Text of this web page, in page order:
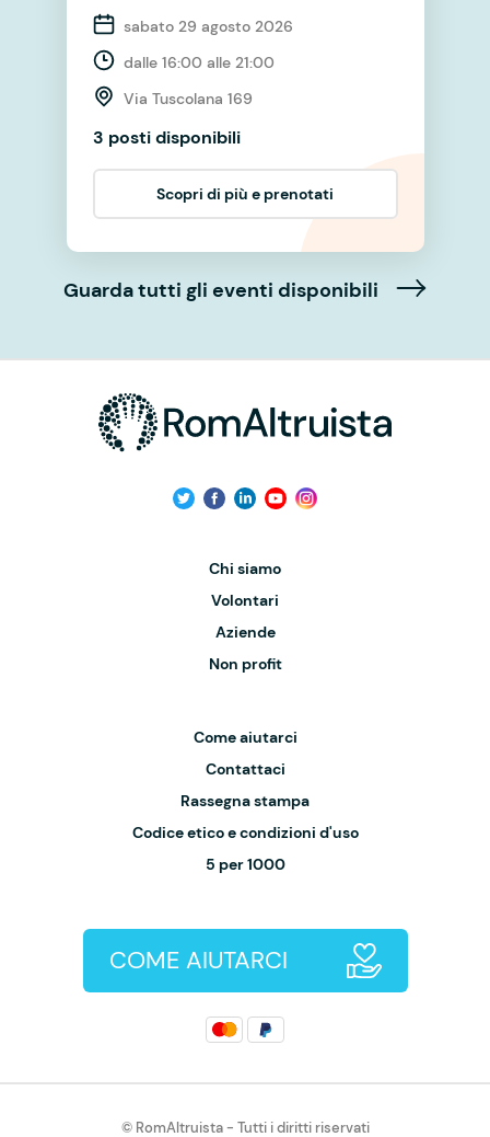
sabato 29 agosto 2026
dalle 16:00 alle 21:00
Via Tuscolana 169
3 posti disponibili
Scopri di più e prenotati
Guarda tutti gli eventi disponibili
Chi siamo
Volontari
Aziende
Non profit
Come aiutarci
Contattaci
Rassegna stampa
Codice etico e condizioni d'uso
5 per 1000
COME AIUTARCI
© RomAltruista - Tutti i diritti riservati